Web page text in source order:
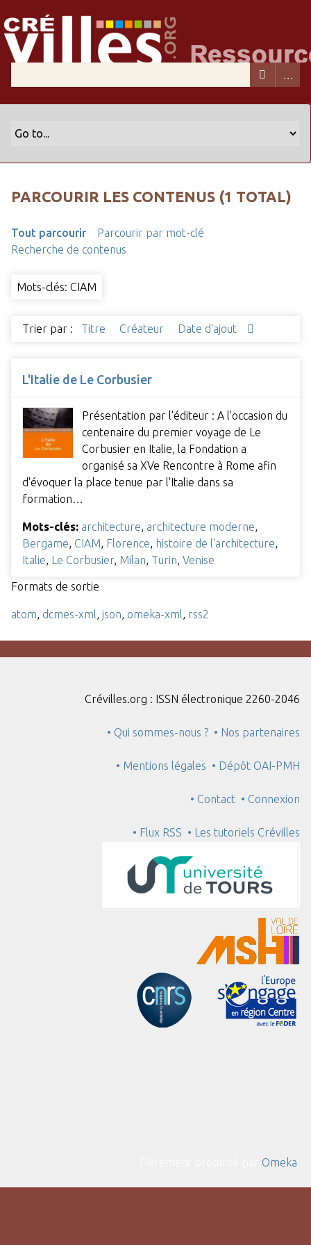
PARCOURIR LES CONTENUS (1 TOTAL)
Tout parcourir
Parcourir par mot-clé
Recherche de contenus
Mots-clés: CIAM
Trier par : Titre Créateur Date d'ajout
L'Italie de Le Corbusier
Présentation par l'éditeur : A l'occasion du
centenaire du premier voyage de Le
Corbusier en Italie, la Fondation a
organisé sa XVe Rencontre à Rome afin
d'évoquer la place tenue par l'Italie dans sa
formation…
Mots-clés: architecture architecture moderne
Bergame CIAM Florence histoire de l'architecture
Italie Le Corbusier, Milan Turin Venise
Formats de sortie
atom dcmes-xml json omeka-xml rss2
Crévilles.org : ISSN électronique 2260-2046
• Qui sommes-nous ? • Nos partenaires
• Mentions légales • Dépôt OAI-PMH
• Contact • Connexion
• Flux RSS • Les tutoriels Crévilles
Omeka